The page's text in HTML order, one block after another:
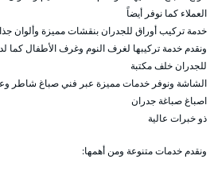
العملاء كما نوفر أيضاً
خدمة تركيب أوراق للجدران بنقشات مميزة وألوان
ونقدم خدمة تركيبها لغرف النوم وغرف الأطفال كما
للجدران خلف مكتبة
الشاشة ونوفر خدمات مميزة عبر فني صباغ شاطر
اصباغ صباغة جدران
ذو خبرات عالية
ونقدم خدمات متنوعة ومن أهمها: